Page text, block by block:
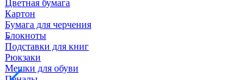
Цветная бумага
Картон
Бумага для черчения
Блокноты
Подставки для книг
Рюкзаки
Мешки для обуви